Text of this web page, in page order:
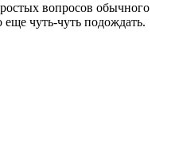
вопросов обычного
чуть-чуть подождать.